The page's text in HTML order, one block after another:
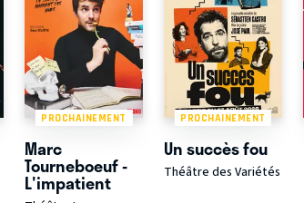
PROCHAINEMENT
Marc
Tourneboeuf -
L'impatient
PROCHAINEMENT
Un succès fou
Théâtre des Variétés